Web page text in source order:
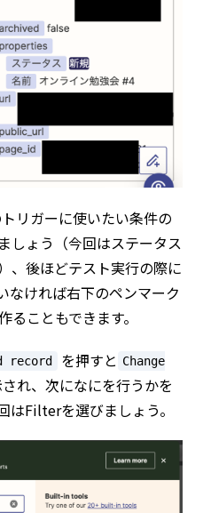
リガーに使いたい条件の
しょう（今回はステータス
、後ほどテスト実行の際に
なければ右下のペンマーク
こともできます。
record を押すと Change
れ、次になにを行うかを
はFilterを選びましょう。